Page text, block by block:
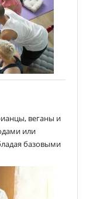
веганы и
или
базовыми